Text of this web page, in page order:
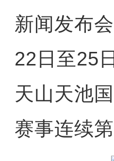
新闻发布
22日至25
天山天池
赛事连续